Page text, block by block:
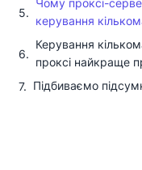
Чому проксі-
керування
Керування
проксі найкраще
Підбиваємо